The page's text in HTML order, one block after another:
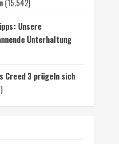
(15.542)
Unsere
Unterhaltung
Creed 3 prügeln sich